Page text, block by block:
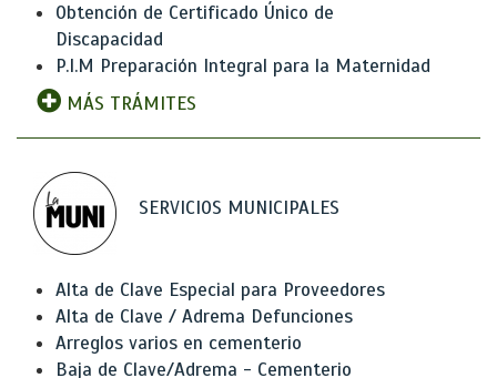
Obtención de Certificado Único de
Discapacidad
P.I.M Preparación Integral para la Maternidad
MÁS TRÁMITES
SERVICIOS MUNICIPALES
Alta de Clave Especial para Proveedores
Alta de Clave / Adrema Defunciones
Arreglos varios en cementerio
Baja de Clave/Adrema - Cementerio